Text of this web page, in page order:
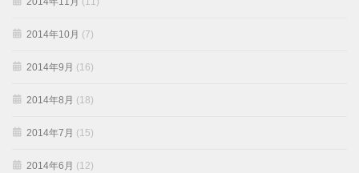
2014年10月 (7)
2014年9月 (16)
2014年8月 (18)
2014年7月 (15)
2014年6月 (12)